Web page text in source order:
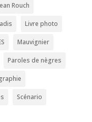
Rouch
Livre photo
Mauvignier
Paroles de nègres
Scénario